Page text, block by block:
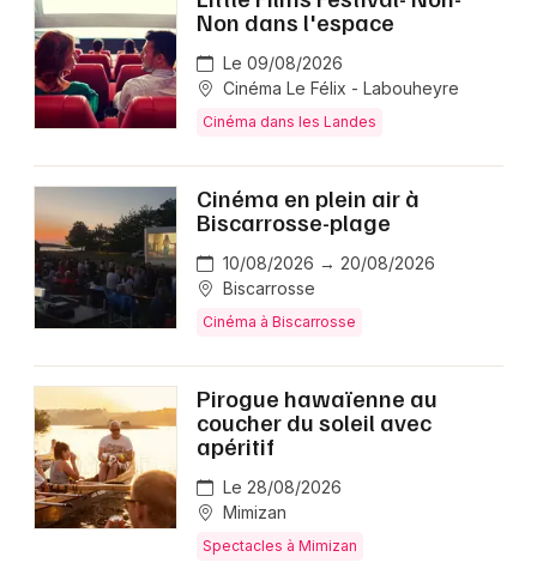
Non dans l'espace
Le 09/08/2026
Cinéma Le Félix - Labouheyre
Cinéma dans les Landes
Cinéma en plein air à
Biscarrosse-plage
10/08/2026 → 20/08/2026
Biscarrosse
Cinéma à Biscarrosse
Pirogue hawaïenne au
coucher du soleil avec
apéritif
Le 28/08/2026
Mimizan
Spectacles à Mimizan